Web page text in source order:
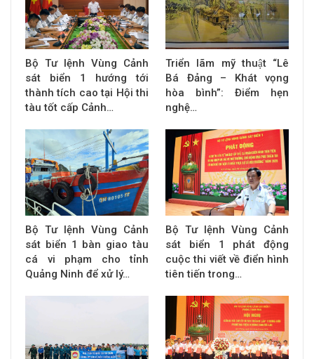
Bộ Tư lệnh Vùng Cảnh
sát biển 1 hướng tới
thành tích cao tại Hội thi
tàu tốt cấp Cảnh…
Triển lãm mỹ thuật “Lê
Bá Đảng – Khát vọng
hòa bình”: Điểm hẹn
nghệ…
Bộ Tư lệnh Vùng Cảnh
sát biển 1 bàn giao tàu
cá vi phạm cho tỉnh
Quảng Ninh để xử lý…
Bộ Tư lệnh Vùng Cảnh
sát biển 1 phát động
cuộc thi viết về điển hình
tiên tiến trong…